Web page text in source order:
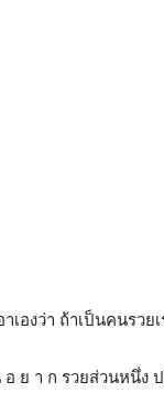
องว่า ถ้าเป็นคนรวย
อ ย า ก รวยส่วนหนึ่ง